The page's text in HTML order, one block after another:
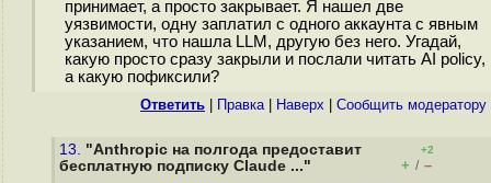
принимает, а просто закрывает. Я нашел две
уязвимости, одну заплатил с одного аккаунта с явным
указанием, что нашла LLM, другую без него. Угадай,
какую просто сразу закрыли и послали читать AI policy,
а какую пофиксили?
Ответить Правка| Наверх Cообщить модератору
13. "Anthropic на полгода предоставит
бесплатную подписку Claude ..."
+2
+ / –